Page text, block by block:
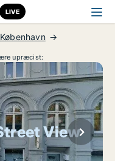
LIVE
København
upræcist:
View